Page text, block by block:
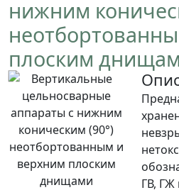
нижним
плоским
ГВ, ГЖ